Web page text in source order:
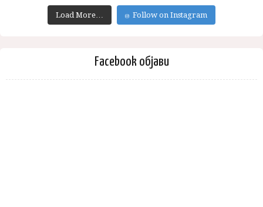
Load More… Follow on Instagram
Facebook објави